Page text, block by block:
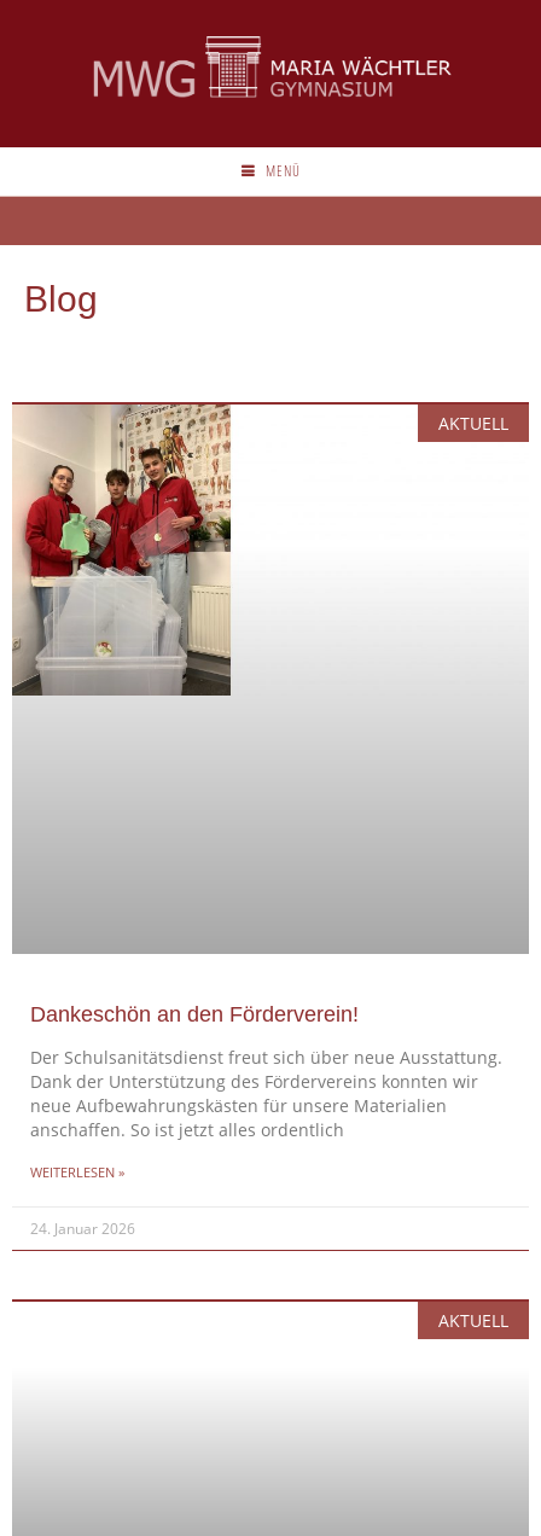
MENÜ
Blog
AKTUELL
Dankeschön an den Förderverein!
Der Schulsanitätsdienst freut sich über neue Ausstattung.
Dank der Unterstützung des Fördervereins konnten wir
neue Aufbewahrungskästen für unsere Materialien
anschaffen. So ist jetzt alles ordentlich
WEITERLESEN »
24. Januar 2026
AKTUELL